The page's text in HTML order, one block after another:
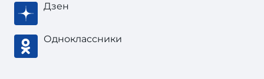
Дзен
Одноклассники